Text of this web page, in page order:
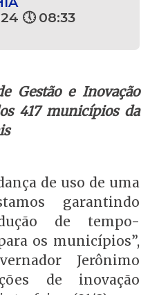
🕔 08:33
Gestão e Inovação
417 municípios da
de uso de uma
garantindo
de tempo-
os municípios”,
Jerônimo
de inovação